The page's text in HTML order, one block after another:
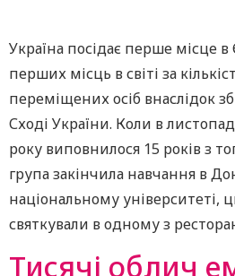
Україна посідає перше місце в
перших місць в світі за
переміщених осіб внаслідок
Сході України. Коли в
року виповнилося 15 років з
група закінчила навчання в
національному університеті,
святкували в одному з
Тисячі облич